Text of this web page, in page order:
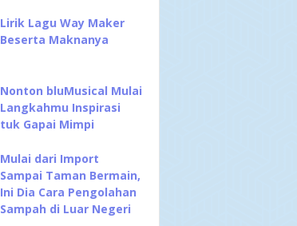
Lirik Lagu Way Maker
Beserta Maknanya
Nonton bluMusical Mulai
Langkahmu Inspirasi
tuk Gapai Mimpi
Mulai dari Import
Sampai Taman Bermain,
Ini Dia Cara Pengolahan
Sampah di Luar Negeri